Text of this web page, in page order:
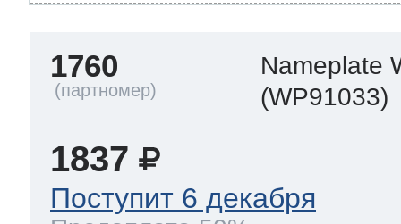
1760
Nameplate
(WP91033)
1837
Поступит 6 декабря